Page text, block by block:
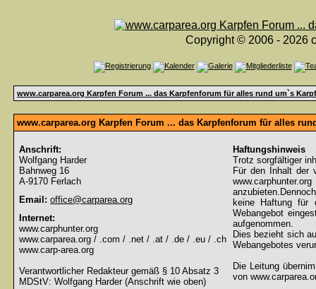
Copyright © 2006 - 2026
www.carparea.org Karpfen Forum ... das Karpfenforum für alles rund um`s
www.carparea.org Karpfen Forum ... das Karpfenforum für alles
Anschrift:
Wolfgang Harder
Bahnweg 16
A-9170 Ferlach
Email: office@carparea.org
Internet:
www.carphunter.org
www.carparea.org / .com / .net / .at / .de / .eu / .ch
www.carp-area.org
Verantwortlicher Redakteur gemäß § 10 Absatz 3
MDStV: Wolfgang Harder (Anschrift wie oben)
Haftungshinweis
Trotz sorgfältiger
Für den Inhalt der
keine Haftung für
Webangebot
aufgenommen.
Dies bezieht sich
Webangebotes
Die Leitung
von